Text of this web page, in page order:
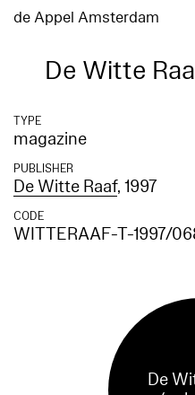
de Appel Amsterdam
De Witte
TYPE
magazine
PUBLISHER
De Witte Raaf, 1997
CODE
WITTERAAF-T-1997/
De